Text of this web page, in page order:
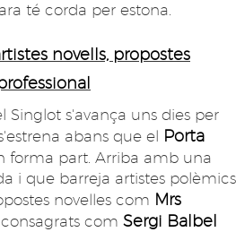
té corda per estona.
novells, propostes
Singlot s'avança uns dies per
abans que el Porta
forma part. Arriba amb una
i que barreja artistes polèmics
novelles com Mrs
com Sergi Balbel